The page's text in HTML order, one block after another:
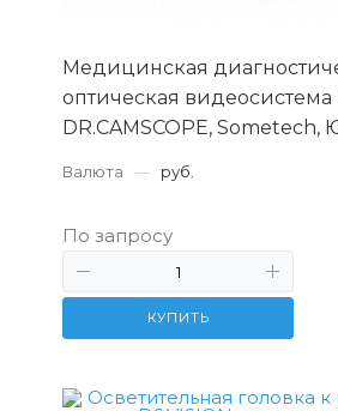
Медицинская
оптическая видеосистема
DR.CAMSCOPE,
Валюта — руб.
По запросу
КУПИТЬ